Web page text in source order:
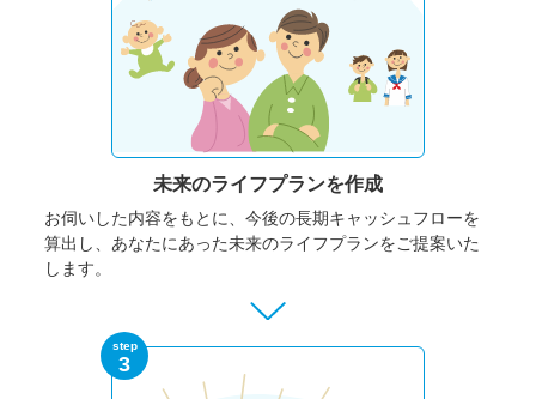
未来のライフプランを作成
お伺いした内容をもとに、今後の長期キャッシュフローを
算出し、あなたにあった未来のライフプランをご提案いた
します。
step
3